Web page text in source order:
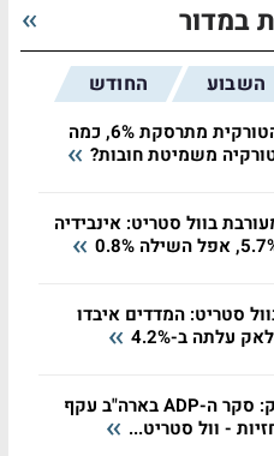
במדור
השבוע החודש
הלירה הטורקית מתרסקת 6%, כמה
משמיטת חובות?
בוול סטריט: אינבידיה
סטריט: המדדים איבדו
נתון חזק: סקר ה-ADP בארה"ב עקף
- וול סטריט...